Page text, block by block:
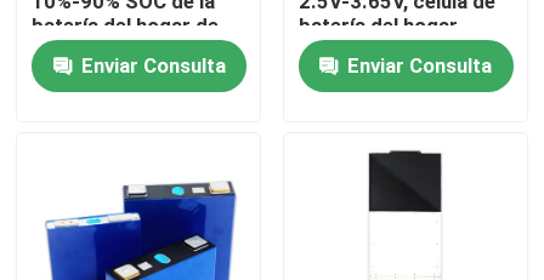
Inicio
batería del hogar de
23x140x160m m
Enviar Consulta
batería del hogar
Lifepo4
Enviar Consulta